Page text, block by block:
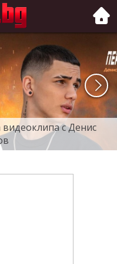
с Денис